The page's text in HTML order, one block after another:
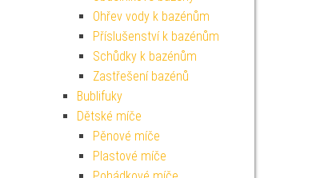
Ohřev vody k bazénům
Příslušenství k bazénům
Schůdky k bazénům
Zastřešení bazénů
Bublifuky
Dětské míče
Pěnové míče
Plastové míče